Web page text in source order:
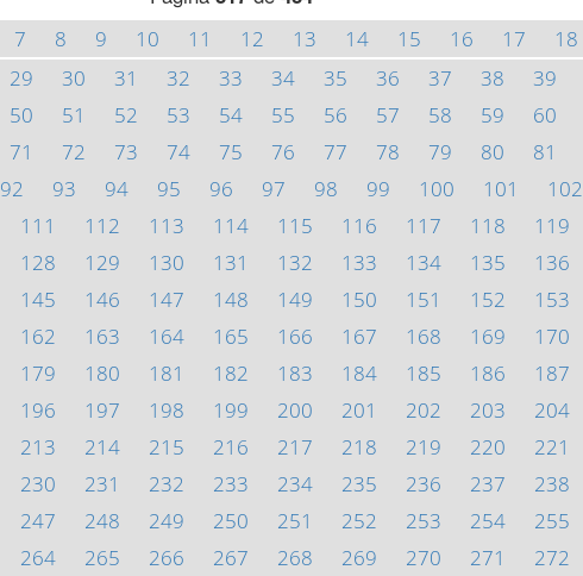
7 8 9 10 11 12 13 14 15 16 17 18
29 30 31 32 33 34 35 36 37 38 39
50 51 52 53 54 55 56 57 58 59 60
71 72 73 74 75 76 77 78 79 80 81
92 93 94 95 96 97 98 99 100 101 102
111 112 113 114 115 116 117 118 119
128 129 130 131 132 133 134 135 136
145 146 147 148 149 150 151 152 153
162 163 164 165 166 167 168 169 170
179 180 181 182 183 184 185 186 187
196 197 198 199 200 201 202 203 204
213 214 215 216 217 218 219 220 221
230 231 232 233 234 235 236 237 238
247 248 249 250 251 252 253 254 255
264 265 266 267 268 269 270 271 272